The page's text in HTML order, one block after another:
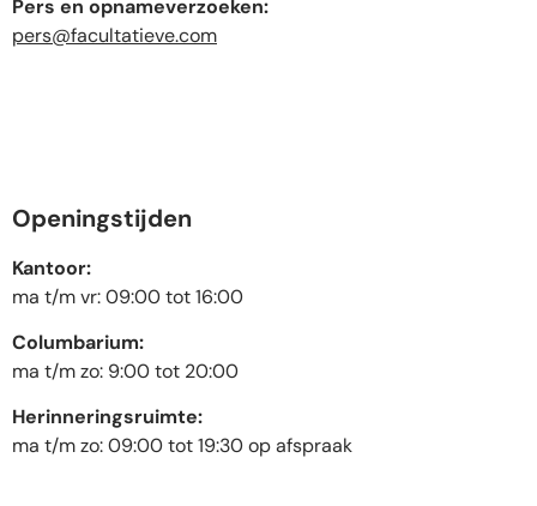
Pers en opnameverzoeken:
pers@facultatieve.com
Openingstijden
Kantoor:
ma t/m vr: 09:00 tot 16:00
Columbarium:
ma t/m zo: 9:00 tot 20:00
Herinneringsruimte:
ma t/m zo: 09:00 tot 19:30 op afspraak